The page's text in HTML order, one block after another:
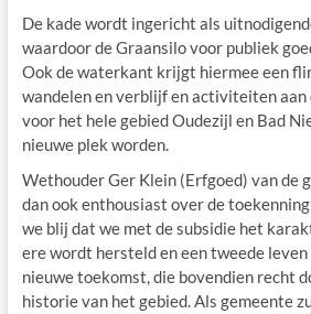
De kade wordt ingericht als
waardoor de Graansilo voor publiek
Ook de waterkant krijgt hiermee een
wandelen en verblijf en activiteiten
voor het hele gebied Oudezijl en Bad
nieuwe plek worden.
Wethouder Ger Klein (Erfgoed) van de
dan ook enthousiast over de
we blij dat we met de subsidie het
ere wordt hersteld en een tweede leven
nieuwe toekomst, die bovendien recht
historie van het gebied. Als gemeente